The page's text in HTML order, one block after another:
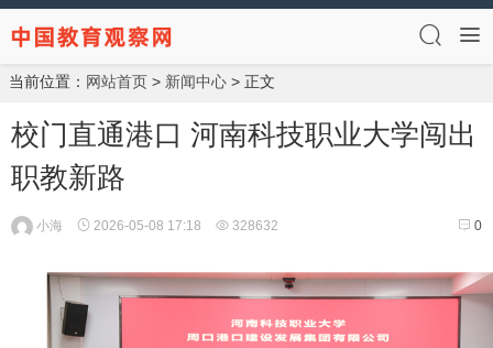
当前位置： 网站首页 > 新闻中心 > 正文
校门直通港口 河南科技职业大学闯出
职教新路
0
小海 2026-05-08 17:18 328632